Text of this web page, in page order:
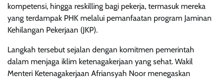
kompetensi, hingga reskilling bagi pekerja, termasuk mereka
yang terdampak PHK melalui pemanfaatan program Jaminan
Kehilangan Pekerjaan (JKP).
Langkah tersebut sejalan dengan komitmen pemerintah
dalam menjaga iklim ketenagakerjaan yang sehat. Wakil
Menteri Ketenagakerjaan Afriansyah Noor menegaskan